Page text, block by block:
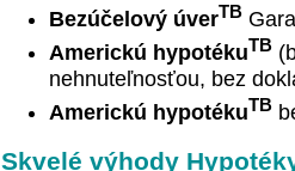
Bezúčelový úverTB
Americkú hypotékuTB
nehnuteľnosťou, bez
Americkú hypotékuTB
Skvelé výhody